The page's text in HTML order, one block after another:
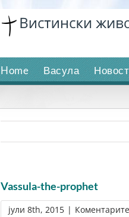
Home Васула
Vassula-the-prophet
јули 8th, 2015 |